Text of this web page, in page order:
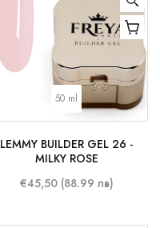
50 ml
LEMMY BUILDER GEL 26 -
MILKY ROSE
€45,50 (88.99 лв)